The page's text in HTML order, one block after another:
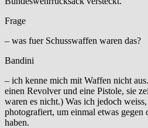
Frage
– was fuer Schusswaffen waren das?
Bandini
– ich kenne mich mit Waffen nicht
einen Revolver und eine Pistole, sie
waren es nicht.) Was ich jedoch
photografiert, um einmal etwas gegen
haben.